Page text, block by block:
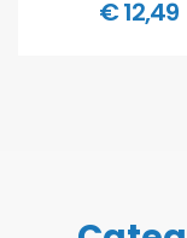
€ 12,49